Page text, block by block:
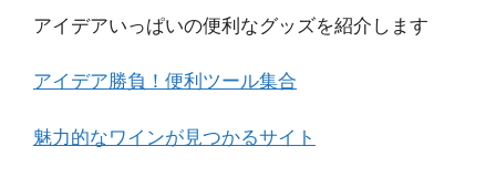
アイデアいっぱいの便利なグッズを紹介します
アイデア勝負！便利ツール集合
魅力的なワインが見つかるサイト